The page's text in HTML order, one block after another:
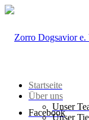
Facebook
Startseite
Über uns
Unser
Unser